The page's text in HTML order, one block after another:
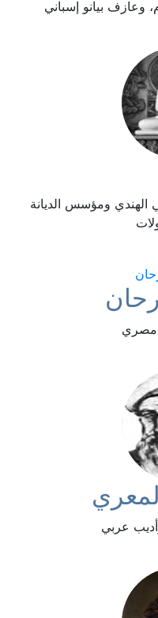
وعازف بيانو إسباني
الهندي ومؤسس الديانة
مصري
عربي